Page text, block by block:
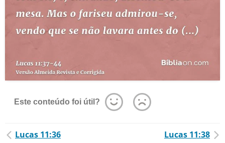
Este conteúdo foi útil?
Lucas 11:36 Lucas 11:38